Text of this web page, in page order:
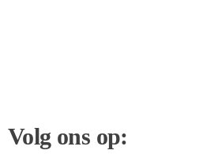
Volg ons op: